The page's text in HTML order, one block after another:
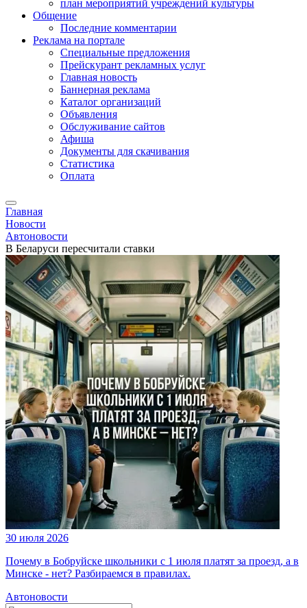
план мероприятий учреждений культуры
Общение
Последние комментарии
Реклама на портале
Специальные предложения
Прейскурант рекламных услуг
Главная новость
Баннерная реклама
Каталог организаций
Объявления
Обслуживание сайтов
Афиша
Документы для скачивания
Статистика
Оплата
Главная
Новости
Автоновости
В Беларуси пересчитали ставки
30 июля 2026
Почему в Бобруйске школьники с 1 июля платят за проезд, а в
Минске - нет? Разбираемся в правилах.
Автоновости